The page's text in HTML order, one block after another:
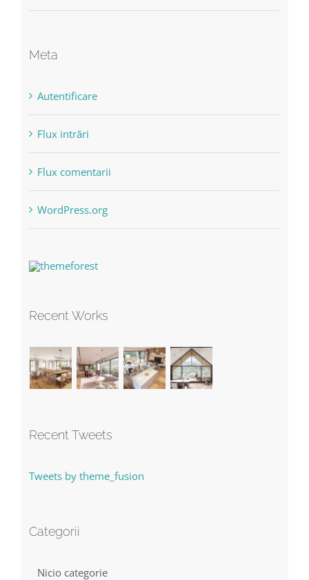
Meta
Autentificare
Flux intrări
Flux comentarii
WordPress.org
Recent Works
Recent Tweets
Tweets by theme_fusion
Categorii
Nicio categorie